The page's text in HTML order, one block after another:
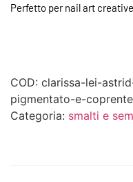
Perfetto per nail art
COD: clarissa-lei-
pigmentato-e-
Categoria: smalti e